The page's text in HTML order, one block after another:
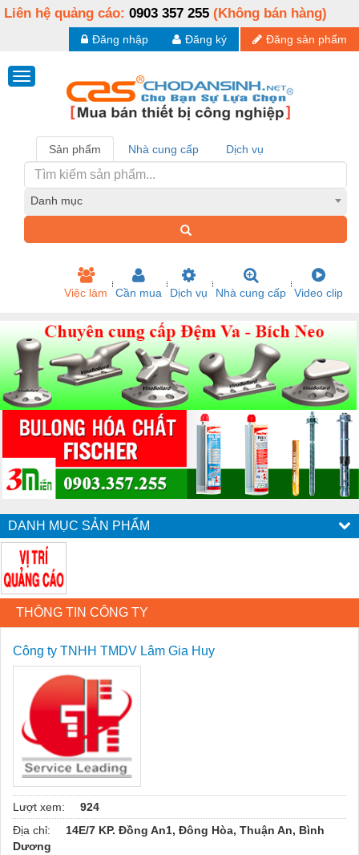
Liên hệ quảng cáo: 0903 357 255 (Không bán hàng)
Đăng sản phẩm
Đăng ký
Đăng nhập
Sản phẩm Nhà cung cấp Dịch vụ
Danh mục
Việc làm Cần mua Dịch vụ Nhà cung cấp Video clip
DANH MỤC SẢN PHẨM
THÔNG TIN CÔNG TY
Công ty TNHH TMDV Lâm Gia Huy
Lượt xem:
924
Địa chỉ:
14E/7 KP. Đồng An1, Đông Hòa, Thuận An, Bình
Dương